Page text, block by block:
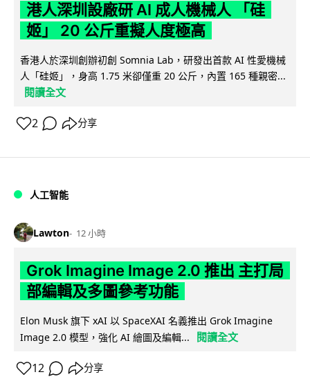
港人深圳設廠研 AI 成人機械人 「硅
姬」 20 公斤重擬人度極高
香港人於深圳創辦初創 Somnia Lab，研發出首款 AI 性愛機械
人「硅姬」，身高 1.75 米卻僅重 20 公斤，內置 165 種親密...
閱讀全文
2 分享
人工智能
Lawton 12 小時
Grok Imagine Image 2.0 推出 主打局
部編輯及多圖參考功能
Elon Musk 旗下 xAI 以 SpaceXAI 名義推出 Grok Imagine
Image 2.0 模型，強化 AI 繪圖及編輯...
閱讀全文
12 分享